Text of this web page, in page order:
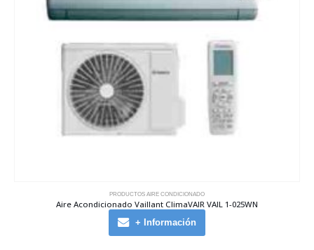
PRODUCTOS AIRE CONDICIONADO
Aire Acondicionado Vaillant ClimaVAIR VAIL 1-025WN
+ Información